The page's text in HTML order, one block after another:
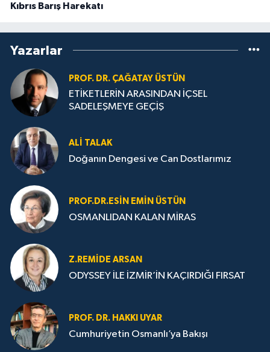
Kıbrıs Barış Harekatı
Yazarlar
PROF. DR. ÇAĞATAY ÜSTÜN
ETİKETLERİN ARASINDAN İÇSEL
SADELEŞMEYE GEÇİŞ
ALI TALAK
Doğanın Dengesi ve Can Dostlarımız
PROF.DR.ESIN EMIN ÜSTÜN
OSMANLIDAN KALAN MİRAS
Z.REMIDE ARSAN
ODYSSEY İLE İZMİR’İN KAÇIRDIĞI FIRSAT
PROF. DR. HAKKI UYAR
Cumhuriyetin Osmanlı’ya Bakışı